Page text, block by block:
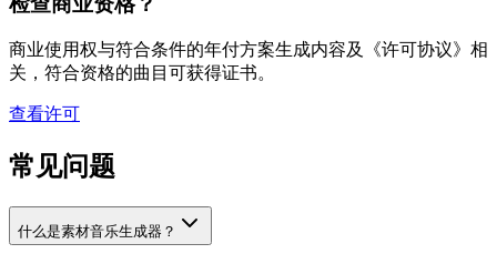
商业使用权与符合条件的年付方案生成内容及《许可协议》相
关，符合资格的曲目可获得证书。
查看许可
常见问题
什么是素材音乐生成器？